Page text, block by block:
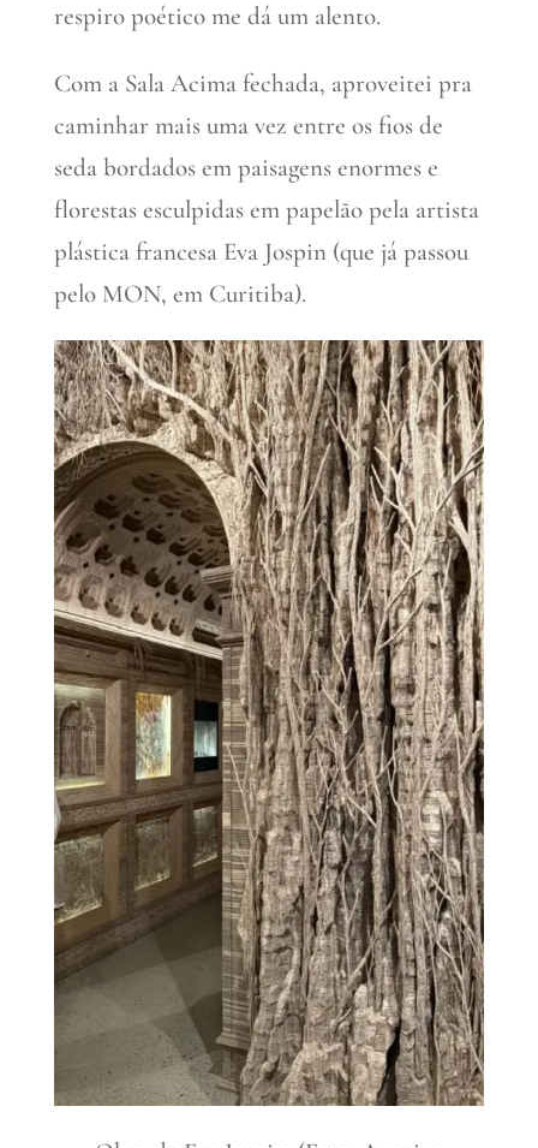
respiro poético me dá um alento.
Com a Sala Acima fechada, aproveitei pra
caminhar mais uma vez entre os fios de
seda bordados em paisagens enormes e
florestas esculpidas em papelão pela artista
plástica francesa Eva Jospin (que já passou
pelo MON, em Curitiba).